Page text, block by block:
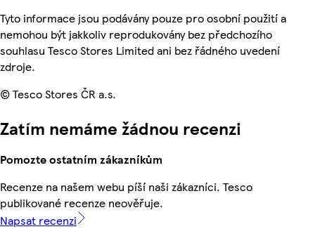
Tyto informace jsou podávány pouze pro osobní použití a
nemohou být jakkoliv reprodukovány bez předchozího
souhlasu Tesco Stores Limited ani bez řádného uvedení
zdroje.
© Tesco Stores ČR a.s.
Zatím nemáme žádnou recenzi
Pomozte ostatním zákazníkům
Recenze na našem webu píší naši zákazníci. Tesco
publikované recenze neověřuje.
Napsat recenzi